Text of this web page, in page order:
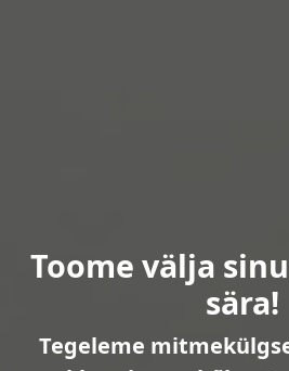
Toome välja
sära!
Tegeleme